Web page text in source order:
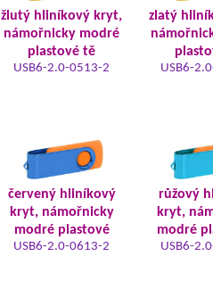
žlutý hliníkový kryt,
námořnicky modré
plastové tě
USB6-2.0-0513-2
zlatý
USB6-
červený hliníkový
kryt, námořnicky
modré plastové
USB6-2.0-0613-2
růžový
kryt,
modré
USB6-